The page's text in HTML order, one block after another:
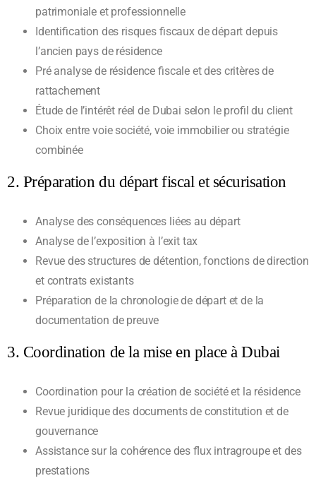
patrimoniale et professionnelle
Identification des risques fiscaux de départ depuis
l’ancien pays de résidence
Pré analyse de résidence fiscale et des critères de
rattachement
Étude de l’intérêt réel de Dubai selon le profil du client
Choix entre voie société, voie immobilier ou stratégie
combinée
2. Préparation du départ fiscal et sécurisation
Analyse des conséquences liées au départ
Analyse de l’exposition à l’exit tax
Revue des structures de détention, fonctions de direction
et contrats existants
Préparation de la chronologie de départ et de la
documentation de preuve
3. Coordination de la mise en place à Dubai
Coordination pour la création de société et la résidence
Revue juridique des documents de constitution et de
gouvernance
Assistance sur la cohérence des flux intragroupe et des
prestations